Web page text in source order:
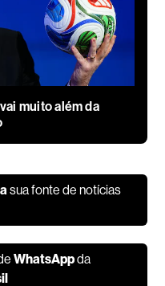
muito além da
sua fonte de notícias
WhatsAppda